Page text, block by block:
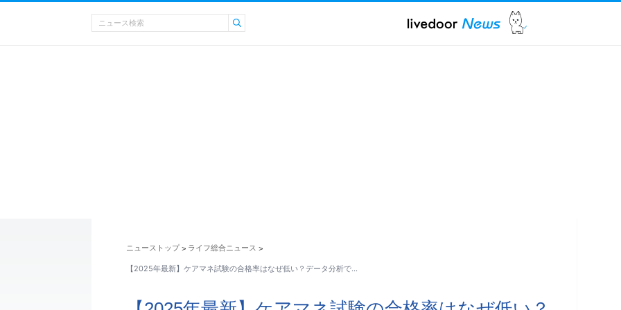
ニューストップ > ライフ総合ニュース >
【2025年最新】ケアマネ試験の合格率はなぜ低い？データ分析で…